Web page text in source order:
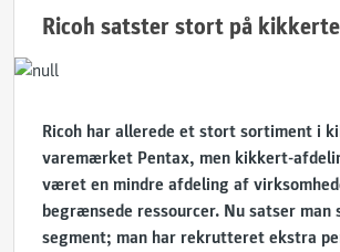
Ricoh satster stort på
Ricoh har allerede et stort sortiment i
varemærket Pentax, men kikkert-
været en mindre afdeling af
begrænsede ressourcer. Nu satser
segment; man har rekrutteret ekstra